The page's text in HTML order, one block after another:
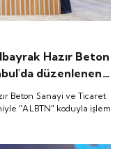
Hazır Beton
düzenlenen
görmeye
Beton Sanayi ve Ticaret
"ALBTN" koduyla işlem